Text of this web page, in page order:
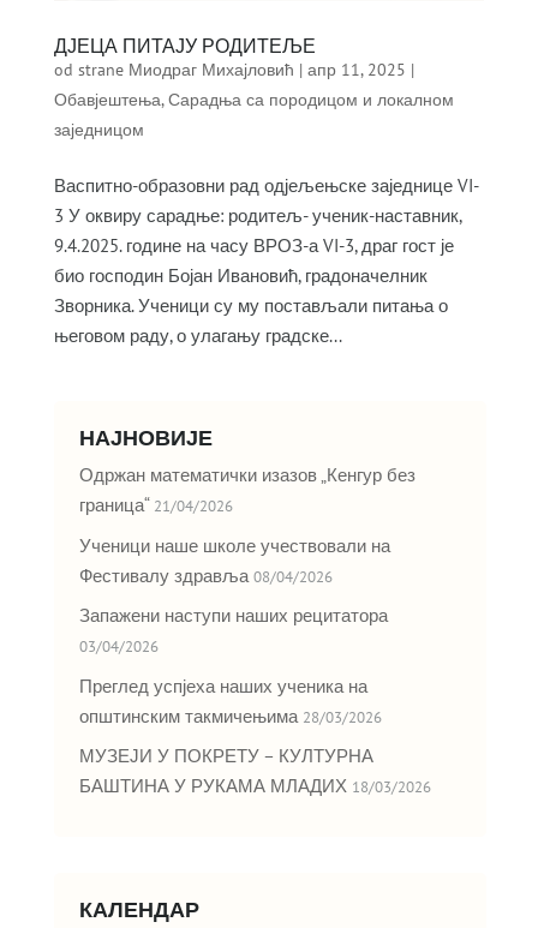
ДЈЕЦА ПИТАЈУ РОДИТЕЉЕ
od strane Миодраг Михајловић | апр 11, 2025 |
Обавјештења,Сарадња са породицом и локалном
заједницом
Васпитно-образовни рад одјељењске заједнице VI-
3 У оквиру сарадње: родитељ- ученик-наставник,
9.4.2025. године на часу ВРОЗ-а VI-3, драг гост је
био господин Бојан Ивановић, градоначелник
Зворника. Ученици су му постављали питања о
његовом раду, о улагању градске...
НАЈНОВИЈЕ
Одржан математички изазов „Кенгур без
граница“ 21/04/2026
Ученици наше школе учествовали на
Фестивалу здравља 08/04/2026
Запажени наступи наших рецитатора
03/04/2026
Преглед успјеха наших ученика на
општинским такмичењима 28/03/2026
МУЗЕЈИ У ПОКРЕТУ – КУЛТУРНА
БАШТИНА У РУКАМА МЛАДИХ 18/03/2026
КАЛЕНДАР